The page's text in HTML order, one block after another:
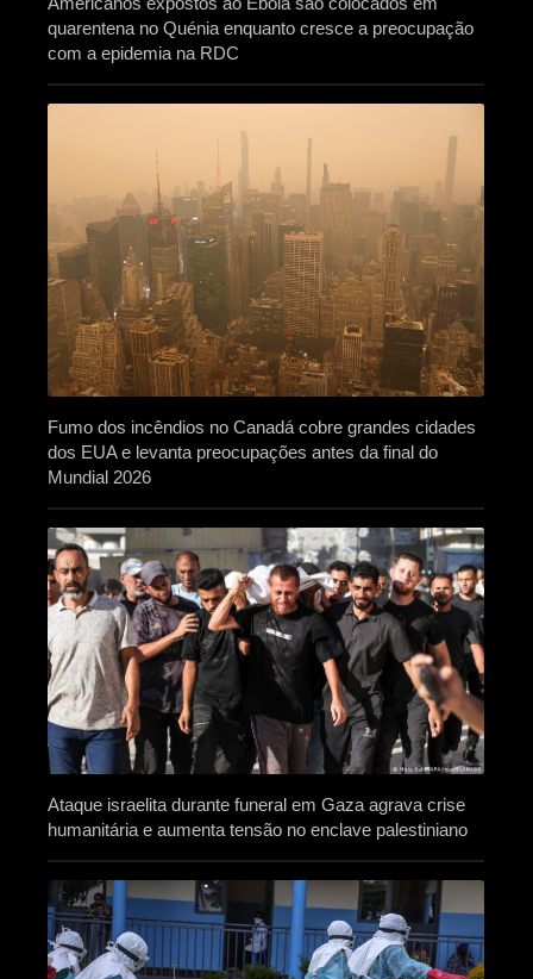
quarentena no Quénia enquanto cresce a preocupação
com a epidemia na RDC
Fumo dos incêndios no Canadá cobre grandes cidades
dos EUA e levanta preocupações antes da final do
Mundial 2026
Ataque israelita durante funeral em Gaza agrava crise
humanitária e aumenta tensão no enclave palestiniano